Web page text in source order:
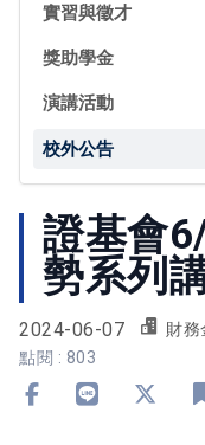
實習與徵才
獎助學金
演講活動
校外公告
證基會
勢系列
2024-06-07 財務
點閱 : 803